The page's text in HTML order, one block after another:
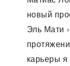
новый
Эль Мати
карьеры я